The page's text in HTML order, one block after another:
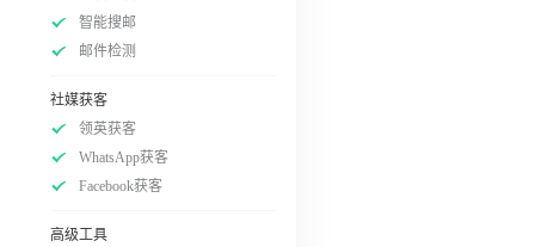
智能搜邮
邮件检测
社媒获客
领英获客
WhatsApp获客
Facebook获客
高级工具